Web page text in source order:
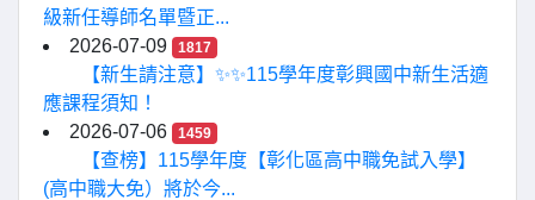
級新任導師名單暨正...
2026-07-09
1817
【新生請注意】✨✨115學年度彰興國中新生活適
應課程須知！
2026-07-06
1459
【查榜】115學年度【彰化區高中職免試入學】
(高中職大免）將於今...